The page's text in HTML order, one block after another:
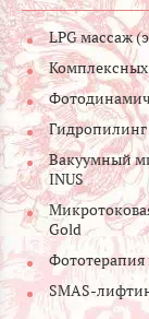
LPG массаж
Комплексных
Гидропилинг
Вакуумный
INUS
Gold
Фототерапия
SMAS-